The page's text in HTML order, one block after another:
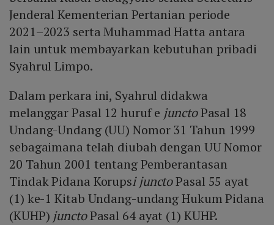
Jenderal Kementerian Pertanian periode
2021–2023 serta Muhammad Hatta antara
lain untuk membayarkan kebutuhan pribadi
Syahrul Limpo.
Dalam perkara ini, Syahrul didakwa
melanggar Pasal 12 huruf e junctoPasal 18
Undang-Undang (UU) Nomor 31 Tahun 1999
sebagaimana telah diubah dengan UU Nomor
20 Tahun 2001 tentang Pemberantasan
Tindak Pidana Korupsi junctoPasal 55 ayat
(1) ke-1 Kitab Undang-undang Hukum Pidana
(KUHP) junctoPasal 64 ayat (1) KUHP.